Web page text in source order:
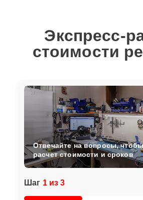
Экспресс-
стоимости
Шаг 1 из 3
Отвечайте на вопросы,
расчет стоимости и сроков